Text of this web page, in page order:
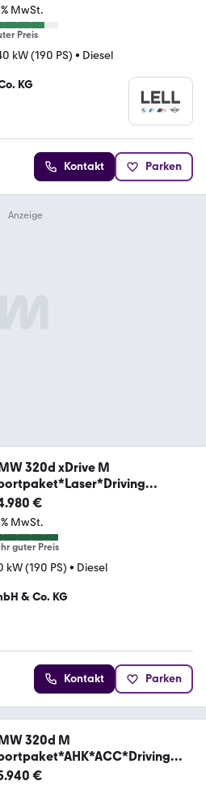
MwSt.
Preis
kW (190 PS) • Diesel
KG
Kontakt Parken
320d xDrive M
€
MwSt.
guter Preis
kW (190 PS) • Diesel
& Co. KG
Kontakt Parken
320d M
€